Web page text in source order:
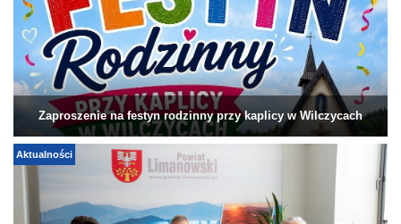
Zaproszenie na festyn rodzinny przy kaplicy w Wilczycach
Aktualności